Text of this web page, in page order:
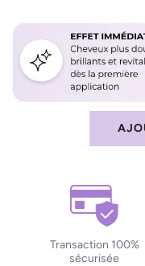
Transaction 100%
sécurisée